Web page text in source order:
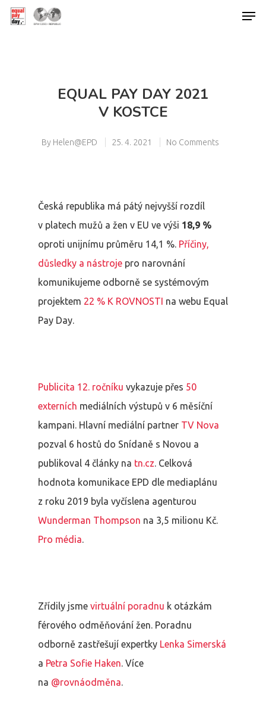
EQUAL PAY DAY 2021
V KOSTCE
By Helen@EPD 25. 4. 2021 No Comments
Česká republika má pátý nejvyšší rozdíl
v platech mužů a žen v EU ve výši 18,9 %
oproti unijnímu průměru 14,1 %. Příčiny,
důsledky a nástroje pro narovnání
komunikujeme odborně se systémovým
projektem 22 % K ROVNOSTI na webu Equal
Pay Day.
Publicita 12. ročníku vykazuje přes 50
externích mediálních výstupů v 6 měsíční
kampani. Hlavní mediální partner TV Nova
pozval 6 hostů do Snídaně s Novou a
publikoval 4 články na tn.cz. Celková
hodnota komunikace EPD dle mediaplánu
z roku 2019 byla vyčíslena agenturou
Wunderman Thompson na 3,5 milionu Kč.
Pro média.
Zřídily jsme virtuální poradnu k otázkám
férového odměňování žen. Poradnu
odborně zastřešují expertky Lenka Simerská
a Petra Sofie Haken. Více
na @rovnáodměna.